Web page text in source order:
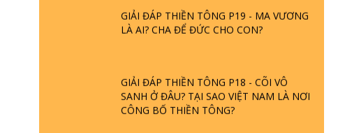
GIẢI ĐÁP THIỀN TÔNG P19 - MA VƯƠNG
LÀ AI? CHA ĐỂ ĐỨC CHO CON?
GIẢI ĐÁP THIỀN TÔNG P18 - CÕI VÔ
SANH Ở ĐÂU? TẠI SAO VIỆT NAM LÀ NƠI
CÔNG BỐ THIỀN TÔNG?